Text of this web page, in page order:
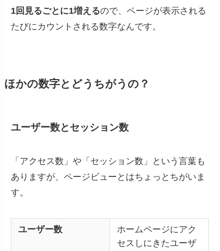
1回見るごとに1増えるので、ページが表示される
たびにカウントされる数字なんです。
ほかの数字とどうちがうの？
ユーザー数とセッション数
「アクセス数」や「セッション数」という言葉も
ありますが、ページビューとはちょっとちがいま
す。
ユーザー数
ホームページにアク
セスしにきたユーザ